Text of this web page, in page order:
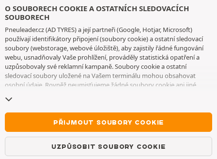
O SOUBORECH COOKIE A OSTATNÍCH SLEDOVACÍCH
SOUBORECH
Pneuleader.cz (AD TYRES) a její partneři (Google, Hotjar, Microsoft)
používají identifikátory připojení (soubory cookie) a ostatní sledovací
soubory (webstorage, webové úložiště), aby zajistily řádné fungování
webu, usnadňovaly Vaše prohlížení, prováděly statistická opatření a
uzpůsobovaly své reklamní kampaně. Soubory cookie a ostatní
sledovací soubory uložené na Vašem terminálu mohou obsahovat
osobní údaje. Rovněž neumisťujeme žádné soubory cookie ani jiné
vyjma těch, které jsou nezbytné pro fungování webu. Vaši volbu
uchováváme po dobu 6 měsíců. Svůj souhlas můžete kdykoliv odvolat
stránce souborů cookie a ostatních sledovacích souborů
rozhodnout, že budete pokračovat v prohlížení, aniž byste přijali
ukládání souborů cookie nebo jiných sledovacích souborů. Toto
odmítnutí nebrání přístupu ke službám AD TYRES. Pro bližší informace
PŘIJMOUT SOUBORY COOKIE
UZPŮSOBIT SOUBORY COOKIE